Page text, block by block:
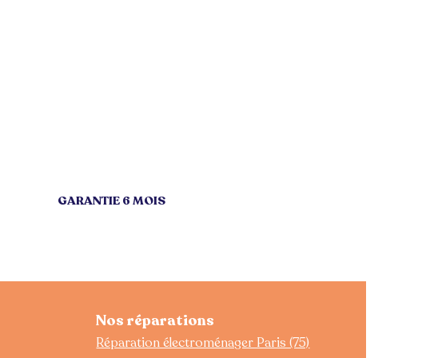
GARANTIE 6 MOIS
Nos réparations
Réparation électroménager Paris (75)